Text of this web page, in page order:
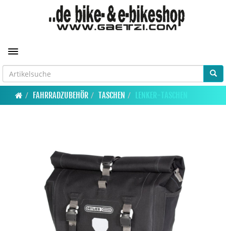
Toggle navigation
FAHRRADZUBEHÖR TASCHEN LENKER-TASCHEN